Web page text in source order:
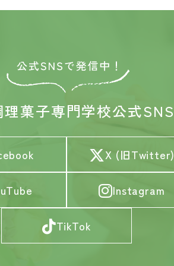
菓子専門学校公式SNS
X (旧Twitter)
Instagram
TikTok